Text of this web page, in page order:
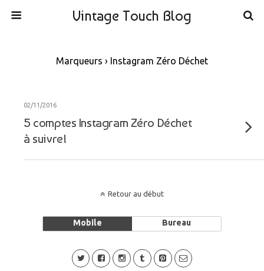
Vintage Touch Blog
Marqueurs › Instagram Zéro Déchet
02/11/2016
5 comptes Instagram Zéro Déchet
à suivre!
Retour au début
Mobile Bureau